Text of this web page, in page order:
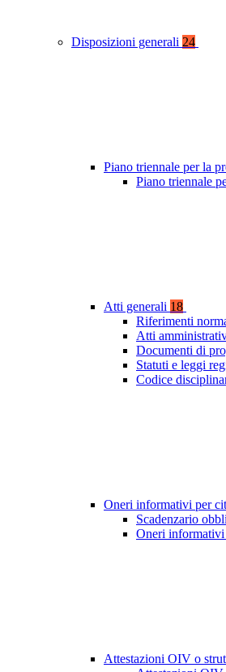
Disposizioni generali 24
Piano triennale per la
Piano triennale
Atti generali 18
Riferimenti
Atti
Documenti di
Statuti e leggi
Codice
Oneri informativi per
Scadenzario
Oneri informativi
Attestazioni OIV o